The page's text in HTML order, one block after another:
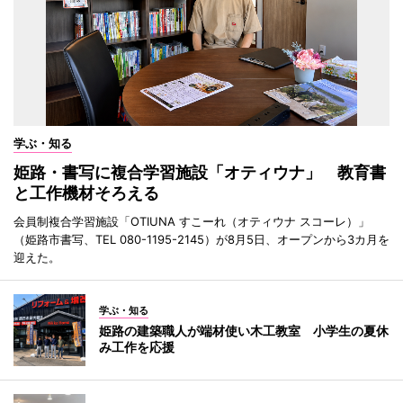
学ぶ・知る
姫路・書写に複合学習施設「オティウナ」 教育書
と工作機材そろえる
会員制複合学習施設「OTIUNA すこーれ（オティウナ スコーレ）」
（姫路市書写、TEL 080-1195-2145）が8月5日、オープンから3カ月を
迎えた。
学ぶ・知る
姫路の建築職人が端材使い木工教室 小学生の夏休
み工作を応援